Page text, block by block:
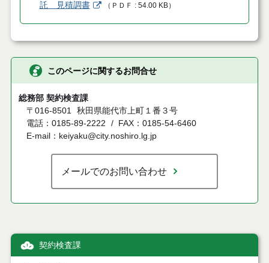
託 見積調書
（ ＰＤＦ 54.00 KB）
このページに関するお問合せ
総務部 契約検査課
〒016-8501 秋田県能代市上町１番３号
電話：0185-89-2222
FAX：0185-54-6460
E-mail：keiyaku@city.noshiro.lg.jp
メールでのお問い合わせ
契約検査課